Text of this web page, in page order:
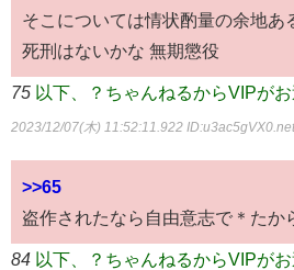
そこについては情状酌量の余地あ
死刑はないかな 無期懲役
75 以下、？ちゃんねるからVIPが
2023/12/07(木) 11:52:11.922 ID:u3ac5gVX0.net
>>65
盗作されたなら自由意志で＊たか
84 以下、？ちゃんねるからVIPが